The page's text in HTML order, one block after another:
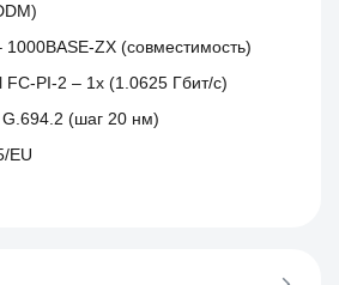
1000BASE‑ZX (совместимость)
– 1x (1.0625 Гбит/с)
G.694.2 (шаг 20 нм)
EU